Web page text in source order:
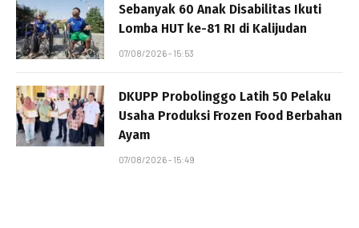
Sebanyak 60 Anak Disabilitas Ikuti
Lomba HUT ke-81 RI di Kalijudan
07/08/2026 - 15:53
DKUPP Probolinggo Latih 50 Pelaku
Usaha Produksi Frozen Food Berbahan
Ayam
07/08/2026 - 15:49